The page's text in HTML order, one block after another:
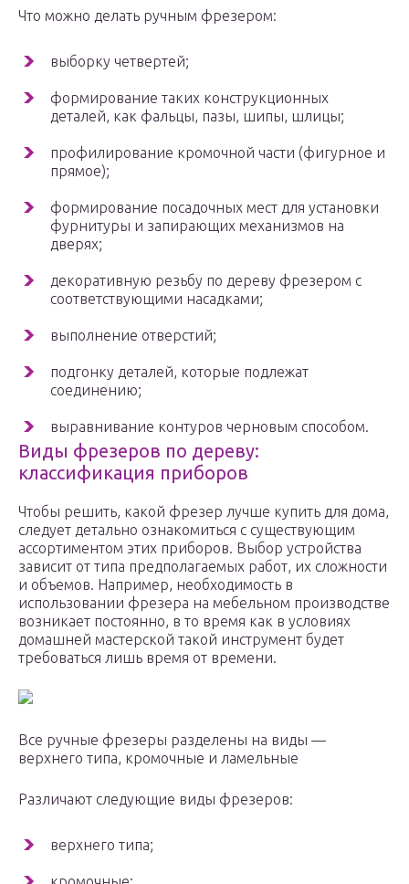
Что можно делать ручным фрезером:
выборку четвертей;
формирование таких конструкционных
деталей, как фальцы, пазы, шипы, шлицы;
профилирование кромочной части (фигурное и
прямое);
формирование посадочных мест для установки
фурнитуры и запирающих механизмов на
дверях;
декоративную резьбу по дереву фрезером с
соответствующими насадками;
выполнение отверстий;
подгонку деталей, которые подлежат
соединению;
выравнивание контуров черновым способом.
Виды фрезеров по дереву:
классификация приборов
Чтобы решить, какой фрезер лучше купить для дома,
следует детально ознакомиться с существующим
ассортиментом этих приборов. Выбор устройства
зависит от типа предполагаемых работ, их сложности
и объемов. Например, необходимость в
использовании фрезера на мебельном производстве
возникает постоянно, в то время как в условиях
домашней мастерской такой инструмент будет
требоваться лишь время от времени.
Все ручные фрезеры разделены на виды —
верхнего типа, кромочные и ламельные
Различают следующие виды фрезеров:
верхнего типа;